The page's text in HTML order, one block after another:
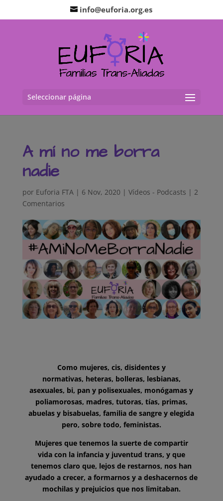
info@euforia.org.es
Seleccionar página
A mí no me borra
nadie
por Euforia FTA| 6 Nov, 2020 | Vídeos - Podcasts | 2
Comentarios
Como mujeres, cis, disidentes y
normativas, heteras, bolleras, lesbianas,
asexuales, bi, pan y polisexuales, monógamas y
poliamorosas, madres, tutoras, tías, primas,
abuelas y bisabuelas,familia de sangre y elegida
pero, sobre todo, feministas.
Mujeres que tenemos la suerte de compartir
vida con la infancia y juventud trans, y que
tenemos claro que, lejos de restarnos, nos han
ayudado a crecer,a formarnos y a deshacernos de
mochilas y prejuicios que nos limitaban.